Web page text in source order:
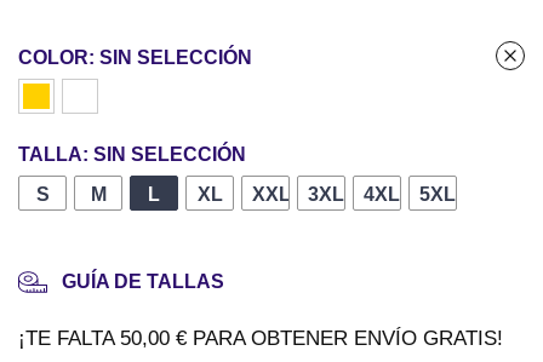
COLOR: SIN SELECCIÓN
TALLA: SIN SELECCIÓN
S
M L XL XXL +1,00 €
3XL +1,00 €
4XL +1,00 €
5XL +1,00
GUÍA DE TALLAS
¡TE FALTA 50,00 € PARA OBTENER ENVÍO GRATIS!